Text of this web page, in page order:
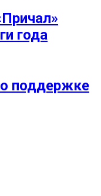
года
поддержке